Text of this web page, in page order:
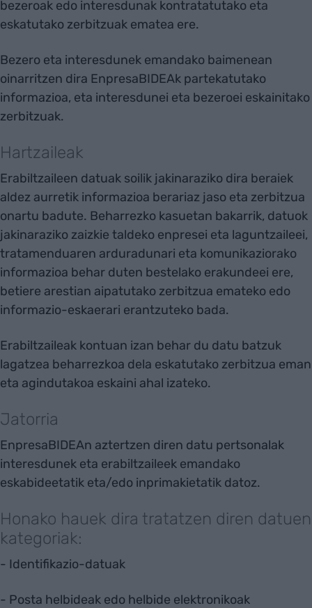
bezeroak edo interesdunak kontratatutako eta
eskatutako zerbitzuak ematea ere.
Bezero eta interesdunek emandako baimenean
oinarritzen dira EnpresaBIDEAk partekatutako
informazioa, eta interesdunei eta bezeroei eskainitako
zerbitzuak.
Hartzaileak
Erabiltzaileen datuak soilik jakinaraziko dira beraiek
aldez aurretik informazioa berariaz jaso eta zerbitzua
onartu badute. Beharrezko kasuetan bakarrik, datuok
jakinaraziko zaizkie taldeko enpresei eta laguntzaileei,
tratamenduaren arduradunari eta komunikaziorako
informazioa behar duten bestelako erakundeei ere,
betiere arestian aipatutako zerbitzua emateko edo
informazio-eskaerari erantzuteko bada.
Erabiltzaileak kontuan izan behar du datu batzuk
lagatzea beharrezkoa dela eskatutako zerbitzua eman
eta agindutakoa eskaini ahal izateko.
Jatorria
EnpresaBIDEAn aztertzen diren datu pertsonalak
interesdunek eta erabiltzaileek emandako
eskabideetatik eta/edo inprimakietatik datoz.
Honako hauek dira tratatzen diren datuen
kategoriak:
- Identifikazio-datuak
- Posta helbideak edo helbide elektronikoak